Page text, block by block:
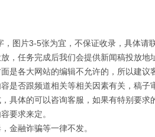
图片3-5张为宜，不保证收录，具体请
，任务完成后我们会提供新闻稿投放地
是各大网站的编辑不允许的，所以建议
是否跟频道相关等相关因素有关，稿子
具体的可以咨询客服，如果有特别要求
要求来定。
金融诈骗等一律不发。